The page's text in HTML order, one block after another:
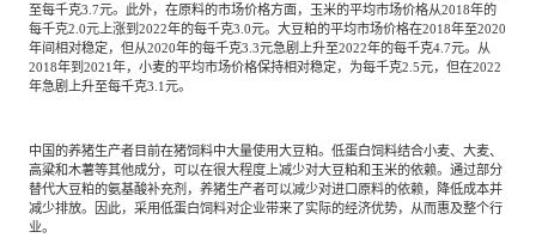
至每千克3.7元。此外，在原料的市场价格方面，玉米的平均市场价格从2018年的
每千克2.0元上涨到2022年的每千克3.0元。大豆粕的平均市场价格在2018年至2020
年间相对稳定，但从2020年的每千克3.3元急剧上升至2022年的每千克4.7元。从
2018年到2021年，小麦的平均市场价格保持相对稳定，为每千克2.5元，但在2022
年急剧上升至每千克3.1元。
中国的养猪生产者目前在猪饲料中大量使用大豆粕。低蛋白饲料结合小麦、大麦、
高粱和木薯等其他成分，可以在很大程度上减少对大豆粕和玉米的依赖。通过部分
替代大豆粕的氨基酸补充剂，养猪生产者可以减少对进口原料的依赖，降低成本并
减少排放。因此，采用低蛋白饲料对企业带来了实际的经济优势，从而惠及整个行
业。